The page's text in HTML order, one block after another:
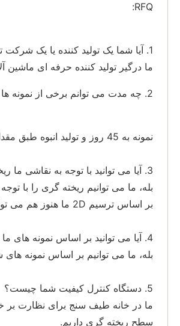
RFQ:
1. آیا شما یک تولید کننده یا یک شرکت تجاری هستید؟
ما درگیر تولید کننده حرفه ای ماشین
2. چه مدت می توانم برخی از نمونه ها را دریافت کنم؟
نمونه به 45 روز و تولید انبوه طبق مقدار سفارش شما نیاز دارد.
3. آیا می توانید با توجه به نقاشی ما ریخته گری بسازید؟
بر اساس ترسیم 2D ما هنوز هم می توانیم نمونه ها را به درستی تایید کنیم.
4. آیا می توانید بر اساس نمونه های ما ریخته گری بسازید؟
بله، ما می توانیم بر اساس نمونه های
5. دستگاه کنترل کیفیت شما چیست؟
سطح ریخته گری داریم.